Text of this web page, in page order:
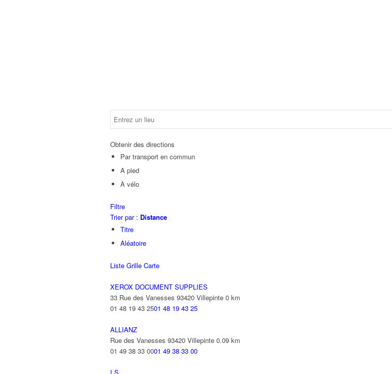
Obtenir des directions
Par transport en commun
A pied
À vélo
Filtre
Trier par : Distance
Titre
Aléatoire
Liste Grille Carte
XEROX DOCUMENT SUPPLIES
33 Rue des Vanesses 93420 Villepinte 0 km
01 48 19 43 2501 48 19 43 25
ALLIANZ
Rue des Vanesses 93420 Villepinte 0.09 km
01 49 38 33 0001 49 38 33 00